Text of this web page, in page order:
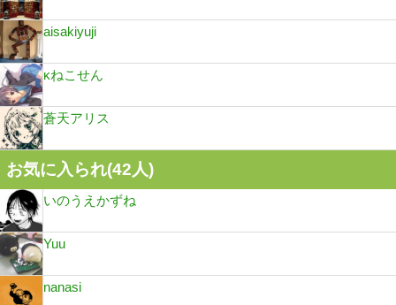
aisakiyuji
κねこせん
蒼天アリス
お気に入られ(42人)
いのうえかずね
Yuu
nanasi